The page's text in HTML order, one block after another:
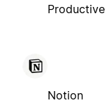
Notion